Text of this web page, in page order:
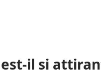
il si